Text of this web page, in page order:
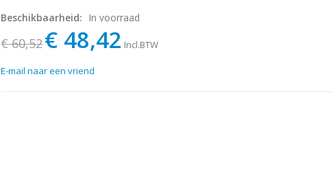
Beschikbaarheid: In voorraad
€ 60,52€ 48,42 Incl.BTW
E-mail naar een vriend